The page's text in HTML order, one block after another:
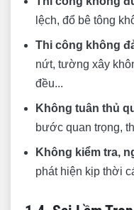
lệch, đổ bê tông
Thi công không
nứt, tường xây
đều...
Không tuân thủ
bước quan trọng,
Không kiểm tra,
phát hiện kịp thời